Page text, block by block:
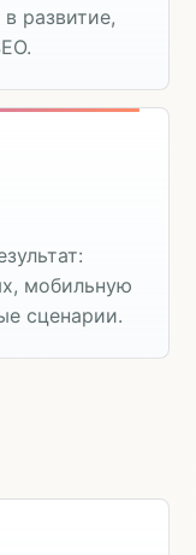
развитие,
мобильную
сценарии.